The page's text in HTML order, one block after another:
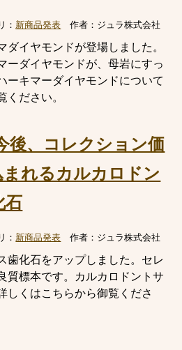
： 新商品発表 作者： ジュラ株式会社
ダイヤモンドが登場しました。
ーダイヤモンドが、母岩にすっ
ーキマーダイヤモンドについて
ください。
後、コレクション価
れるカルカロドン
石
： 新商品発表 作者： ジュラ株式会社
歯化石をアップしました。セレ
質標本です。カルカロドントサ
しくはこちらから御覧くださ